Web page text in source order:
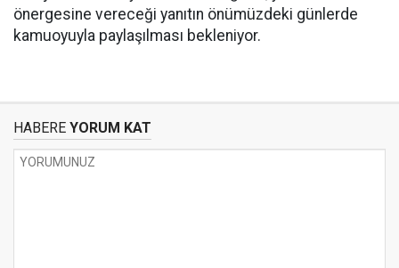
önergesine vereceği yanıtın önümüzdeki günlerde
kamuoyuyla paylaşılması bekleniyor.
HABERE YORUM KAT